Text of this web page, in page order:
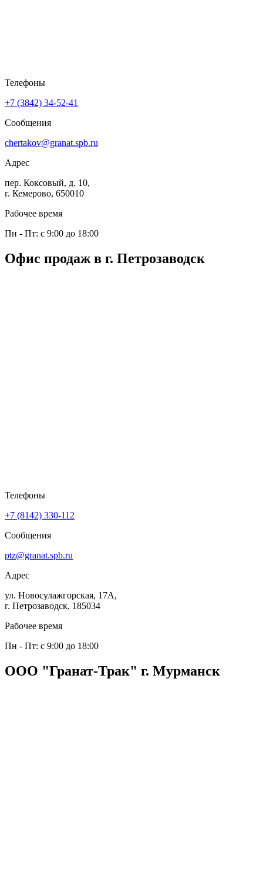
Телефоны
+7 (3842) 34-52-41
Сообщения
chertakov@granat.spb.ru
Адрес
пер. Коксовый, д. 10,
г. Кемерово, 650010
Рабочее время
Пн - Пт: с 9:00 до 18:00
Офис продаж в г. Петрозаводск
Телефоны
+7 (8142) 330-112
Сообщения
ptz@granat.spb.ru
Адрес
ул. Новосулажгорская, 17А,
г. Петрозаводск, 185034
Рабочее время
Пн - Пт: с 9:00 до 18:00
ООО "Гранат-Трак" г. Мурманск